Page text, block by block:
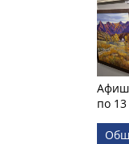
по 13